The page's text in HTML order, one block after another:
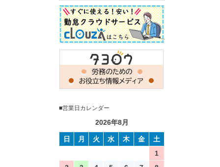
■営業日カレンダー
2026年8月
日 月 火 水 木 金
土
1